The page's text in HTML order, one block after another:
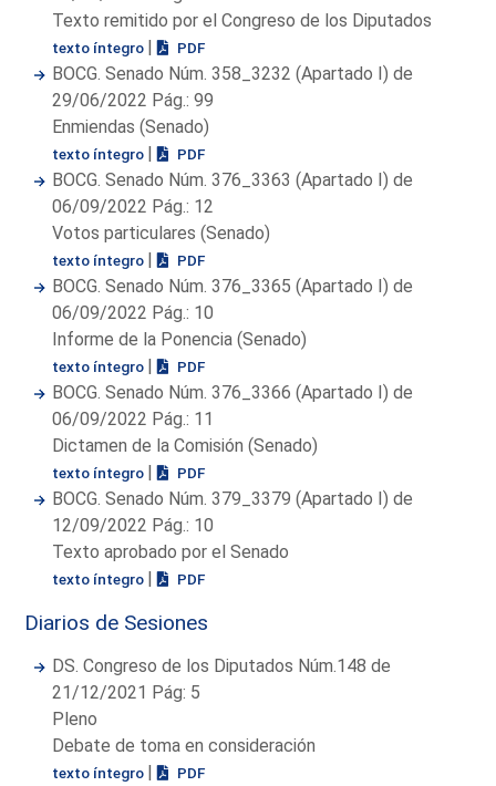
Texto remitido por el Congreso de los Diputados
texto íntegro | PDF
BOCG. Senado Núm. 358_3232 (Apartado I) de
29/06/2022 Pág.: 99
Enmiendas (Senado)
texto íntegro | PDF
BOCG. Senado Núm. 376_3363 (Apartado I) de
06/09/2022 Pág.: 12
Votos particulares (Senado)
texto íntegro | PDF
BOCG. Senado Núm. 376_3365 (Apartado I) de
06/09/2022 Pág.: 10
Informe de la Ponencia (Senado)
texto íntegro | PDF
BOCG. Senado Núm. 376_3366 (Apartado I) de
06/09/2022 Pág.: 11
Dictamen de la Comisión (Senado)
texto íntegro | PDF
BOCG. Senado Núm. 379_3379 (Apartado I) de
12/09/2022 Pág.: 10
Texto aprobado por el Senado
texto íntegro | PDF
Diarios de Sesiones
DS. Congreso de los Diputados Núm.148 de
21/12/2021 Pág: 5
Pleno
Debate de toma en consideración
texto íntegro | PDF